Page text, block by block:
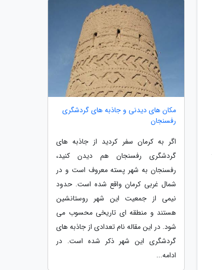
مکان های دیدنی و جاذبه های گردشگری
رفسنجان
اگر به کرمان سفر کردید از جاذبه های
گردشگری رفسنجان هم دیدن کنید،
رفسنجان به شهر پسته معروف است و در
شمال غربی کرمان واقع شده است. حدود
نیمی از جمعیت این شهر روستانشین
هستند و منطقه ای تاریخی محسوب می
شود. در این مقاله نام تعدادی از جاذبه های
گردشگری این شهر ذکر شده است. در
ادامه...